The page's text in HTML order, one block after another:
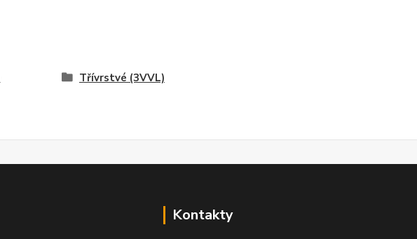
Třívrstvé (3VVL)
Kontakty